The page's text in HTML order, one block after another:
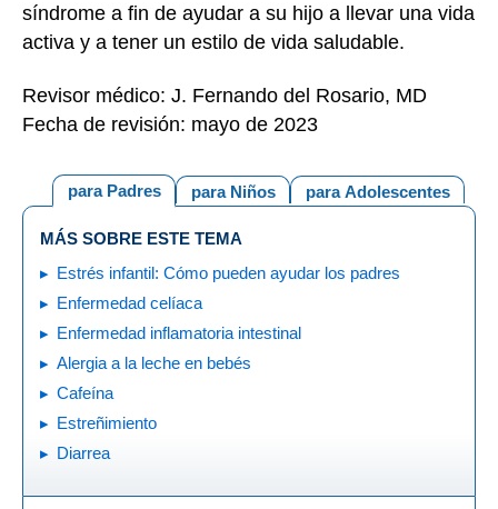
síndrome a fin de ayudar a su hijo a llevar una vida
activa y a tener un estilo de vida saludable.
Revisor médico: J. Fernando del Rosario, MD
Fecha de revisión: mayo de 2023
para Adolescentes
para Niños
para Padres
MÁS SOBRE ESTE TEMA
Estrés infantil: Cómo pueden ayudar los padres
Enfermedad celíaca
Enfermedad inflamatoria intestinal
Alergia a la leche en bebés
Cafeína
Estreñimiento
Diarrea